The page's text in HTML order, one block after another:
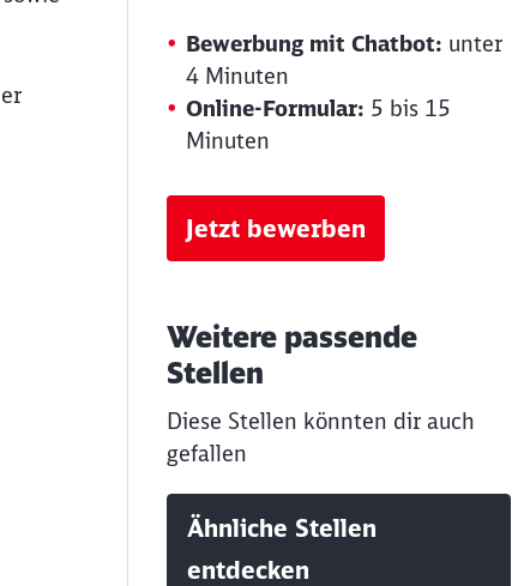
Bewerbung mit Chatbot: unter
4 Minuten
Online-Formular: 5 bis 15
Minuten
Jetzt bewerben
Weitere passende
Stellen
Diese Stellen könnten dir auch
gefallen
Ähnliche Stellen
entdecken